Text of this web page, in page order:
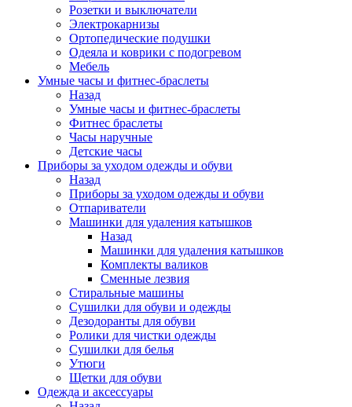
Розетки и выключатели
Электрокарнизы
Ортопедические подушки
Одеяла и коврики с подогревом
Мебель
Умные часы и фитнес-браслеты
Назад
Умные часы и фитнес-браслеты
Фитнес браслеты
Часы наручные
Детские часы
Приборы за уходом одежды и обуви
Назад
Приборы за уходом одежды и обуви
Отпариватели
Машинки для удаления катышков
Назад
Машинки для удаления катышков
Комплекты валиков
Сменные лезвия
Стиральные машины
Сушилки для обуви и одежды
Дезодоранты для обуви
Ролики для чистки одежды
Сушилки для белья
Утюги
Щетки для обуви
Одежда и аксессуары